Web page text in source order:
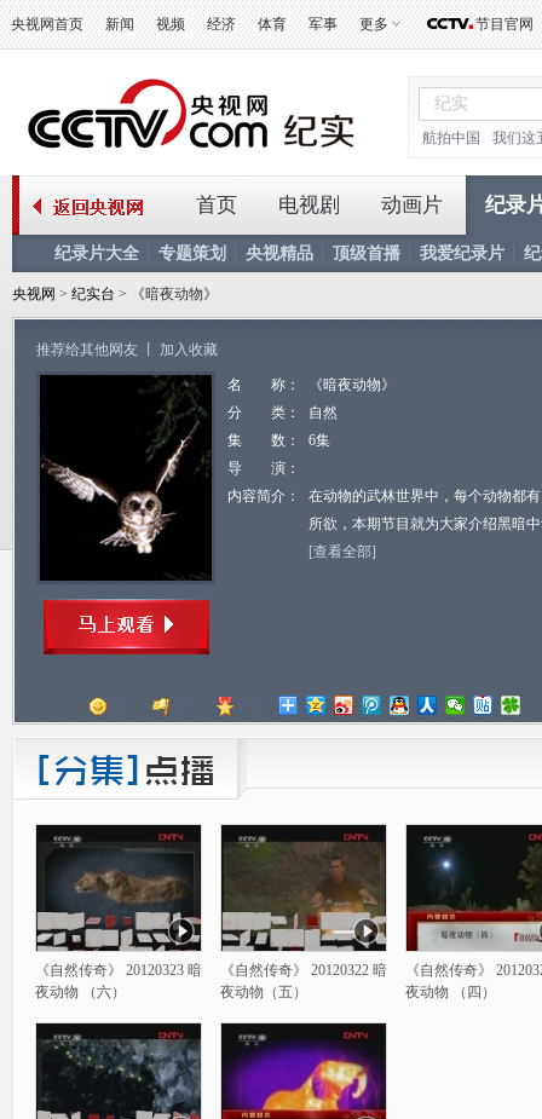
央视网首页 新闻 视频 经济 体育 军事 更多 节目官网
航拍中国 我们这
首页 电视剧 动画片 纪录
纪录片大全 专题策划 央视精品 顶级首播 我爱纪录片
央视网 > 纪实台 > 《暗夜动物》
推荐给其他网友 加入收藏
名 称：
《暗夜动物》
分 类：
自然
集 数：
6集
导 演：
内容简介：
在动物的武林世界中，每个动物都
所欲，本期节目就为大家介绍黑暗
[查看全部]
《自然传奇》 20120323 暗
夜动物 （六）
《自然传奇》 20120322 暗
夜动物（五）
《自然传奇》
夜动物 （四）